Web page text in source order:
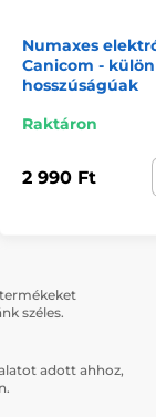
Numaxes
Canicom -
hosszúságúak
Raktáron
2 990 Ft
széles.
adott ahhoz,